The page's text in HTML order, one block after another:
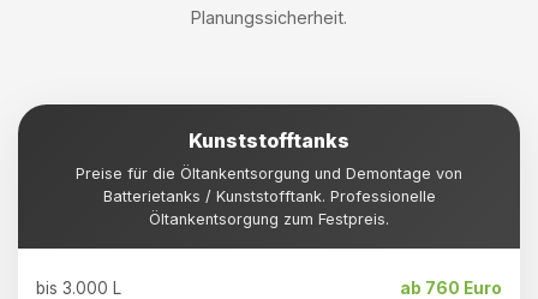
Planungssicherheit.
Kunststofftanks
Preise für die Öltankentsorgung und Demontage von
Batterietanks / Kunststofftank. Professionelle
Öltankentsorgung zum Festpreis.
bis 3.000 L ab 760 Euro